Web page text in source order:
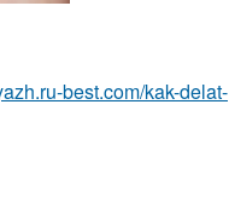
best.com/kak-delat-